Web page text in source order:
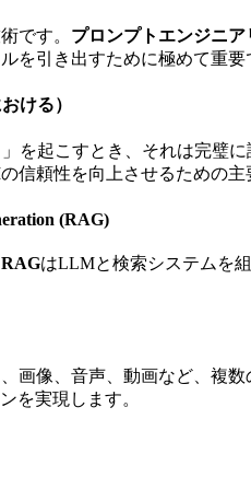
です。 プロンプトエンジニア
を引き出すために極めて重要
ける）
」を起こすとき、それは完璧
信頼性を向上させるための主
(RAG)
RAGはLLMと検索システムを
画像、音声、動画など、複
を実現します。